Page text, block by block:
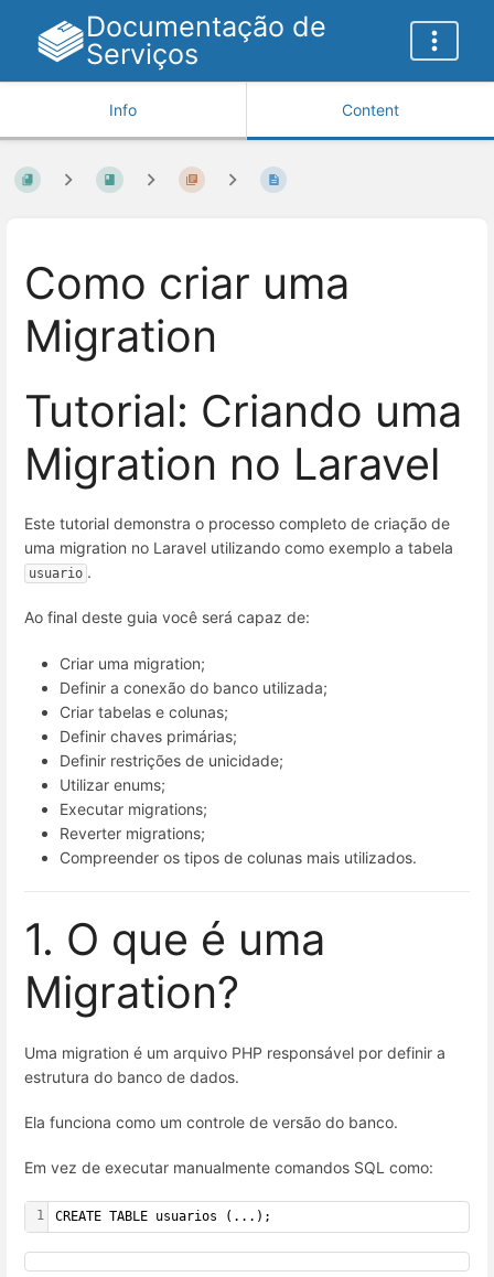
Documentação de
Serviços
Info Content
Como criar uma
Migration
Tutorial: Criando uma
Migration no Laravel
Este tutorial demonstra o processo completo de criação de
uma migration no Laravel utilizando como exemplo a tabela
usuario .
Ao final deste guia você será capaz de:
Criar uma migration;
Definir a conexão do banco utilizada;
Criar tabelas e colunas;
Definir chaves primárias;
Definir restrições de unicidade;
Utilizar enums;
Executar migrations;
Reverter migrations;
Compreender os tipos de colunas mais utilizados.
1. O que é uma
Migration?
Uma migration é um arquivo PHP responsável por definir a
estrutura do banco de dados.
Ela funciona como um controle de versão do banco.
Em vez de executar manualmente comandos SQL como:
1 CREATE TABLE usuarios (...);